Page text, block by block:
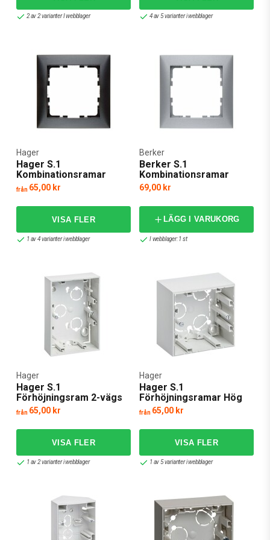
2 av 2 varianter I webblager 4 av 5 varianter i webblager
Hager S.1
Kombinationsramar
Antracit
Hager
från 65,00 kr
1 av 4 varianter i webblager
Berker S.1
Kombinationsramar
Silver
Berker
69,00 kr
LÄGG I VARUKORG
I webblager: 1 st
Hager S.1
Förhöjningsram 2-vägs
Hager
från 65,00 kr
1 av 2 varianter i webblager
Hager S.1
Förhöjningsramar Hög
Hager
från 65,00 kr
1 av 5 varianter i webblager